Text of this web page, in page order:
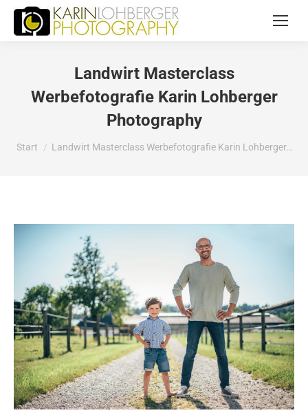
Landwirt Masterclass
Werbefotografie Karin Lohberger
Photography
Sie befinden sich hier:
Start Landwirt Masterclass Werbefotografie Karin Lohberger…